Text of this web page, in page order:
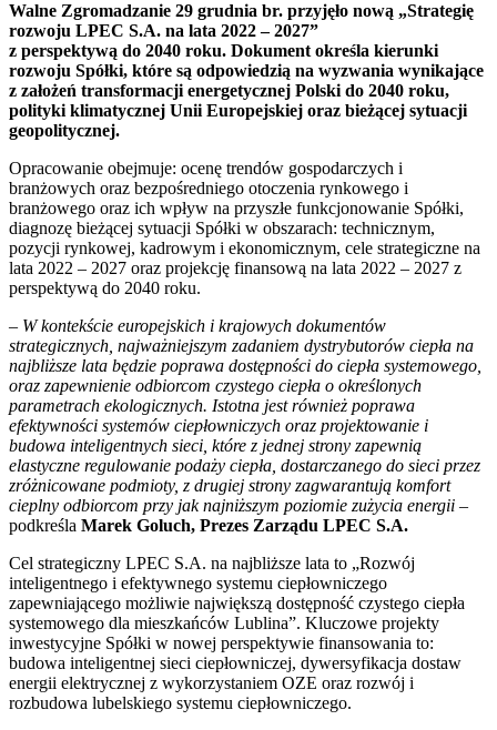
Walne Zgromadzanie 29 grudnia br. przyjęło nową „Strategię
rozwoju LPEC S.A. na lata 2022 – 2027”
z perspektywą do 2040 roku. Dokument określa kierunki
rozwoju Spółki, które są odpowiedzią na wyzwania wynikające
z założeń transformacji energetycznej Polski do 2040 roku,
polityki klimatycznej Unii Europejskiej oraz bieżącej sytuacji
geopolitycznej.
Opracowanie obejmuje: ocenę trendów gospodarczych i
branżowych oraz bezpośredniego otoczenia rynkowego i
branżowego oraz ich wpływ na przyszłe funkcjonowanie Spółki,
diagnozę bieżącej sytuacji Spółki w obszarach: technicznym,
pozycji rynkowej, kadrowym i ekonomicznym, cele strategiczne na
lata 2022 – 2027 oraz projekcję finansową na lata 2022 – 2027 z
perspektywą do 2040 roku.
– W kontekście europejskich i krajowych dokumentów
strategicznych, najważniejszym zadaniem dystrybutorów ciepła na
najbliższe lata będzie poprawa dostępności do ciepła systemowego,
oraz zapewnienie odbiorcom czystego ciepła o określonych
parametrach ekologicznych. Istotna jest również poprawa
efektywności systemów ciepłowniczych oraz projektowanie i
budowa inteligentnych sieci, które z jednej strony zapewnią
elastyczne regulowanie podaży ciepła, dostarczanego do sieci przez
zróżnicowane podmioty, z drugiej strony zagwarantują komfort
cieplny odbiorcom przy jak najniższym poziomie zużycia energii –
podkreśla Marek Goluch, Prezes Zarządu LPEC S.A.
Cel strategiczny LPEC S.A. na najbliższe lata to „Rozwój
inteligentnego i efektywnego systemu ciepłowniczego
zapewniającego możliwie największą dostępność czystego ciepła
systemowego dla mieszkańców Lublina”. Kluczowe projekty
inwestycyjne Spółki w nowej perspektywie finansowania to:
budowa inteligentnej sieci ciepłowniczej, dywersyfikacja dostaw
energii elektrycznej z wykorzystaniem OZE oraz rozwój i
rozbudowa lubelskiego systemu ciepłowniczego.